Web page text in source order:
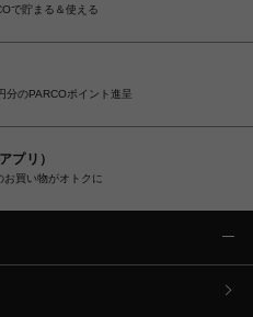
で貯まる＆使える
分のPARCOポイント進呈
プリ）
お買い物がオトクに